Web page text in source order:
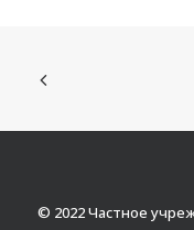
© 2022 Частное